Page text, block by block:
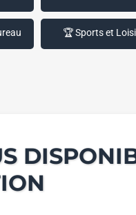
🏆 Sports et